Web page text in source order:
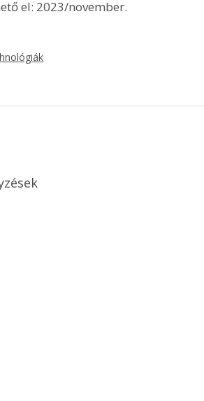
el: 2023/november.